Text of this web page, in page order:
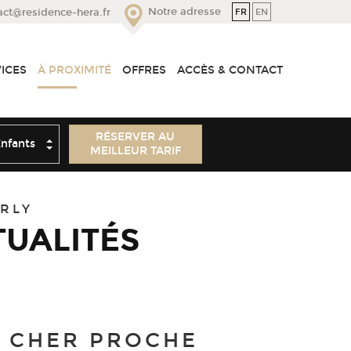
hera.fr Notre adresse FR EN
À PROXIMITÉ OFFRES ACCÈS & CONTACT
RÉSERVER AU
MEILLEUR TARIF
PROCHE